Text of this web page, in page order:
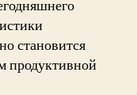
становится
продуктивной